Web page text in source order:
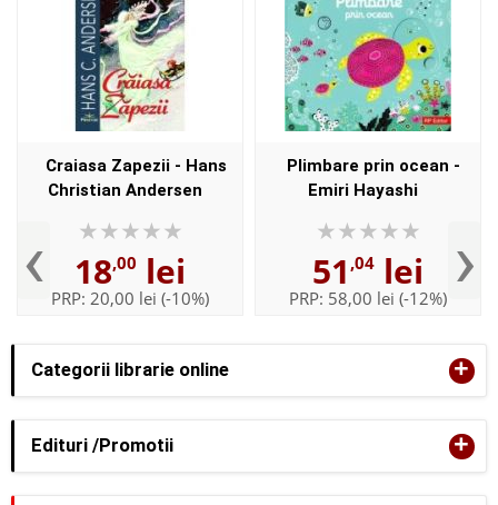
Categorii librarie online +
Edituri /Promotii +
‹
Craiasa Zapezii - Hans
Christian Andersen
18,00 lei
PRP: 20,00 lei (-10%)
Plimbare prin ocean -
Emiri Hayashi
51 ,04 lei
PRP: 58,00 lei (-12%) ›